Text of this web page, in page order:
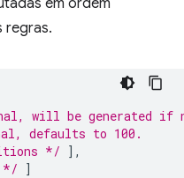
em ordem
regras.
will be generated if
defaults to 100.
*/ ],
*/ ]